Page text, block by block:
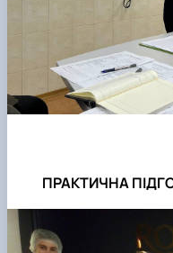
ПРАКТИЧНА